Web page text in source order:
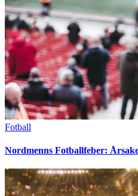
Fotball
Nordmenns Fotballfeber: